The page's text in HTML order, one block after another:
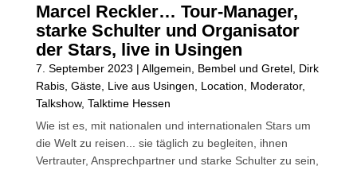
Marcel Reckler… Tour-Manager,
starke Schulter und Organisator
der Stars, live in Usingen
7. September 2023 | Allgemein Bembel und Gretel, Dirk
Rabis, Gäste, Live aus Usingen Location Moderator,
Talkshow, Talktime Hessen
Wie ist es, mit nationalen und internationalen Stars um
die Welt zu reisen... sie täglich zu begleiten, ihnen
Vertrauter, Ansprechpartner und starke Schulter zu sein,